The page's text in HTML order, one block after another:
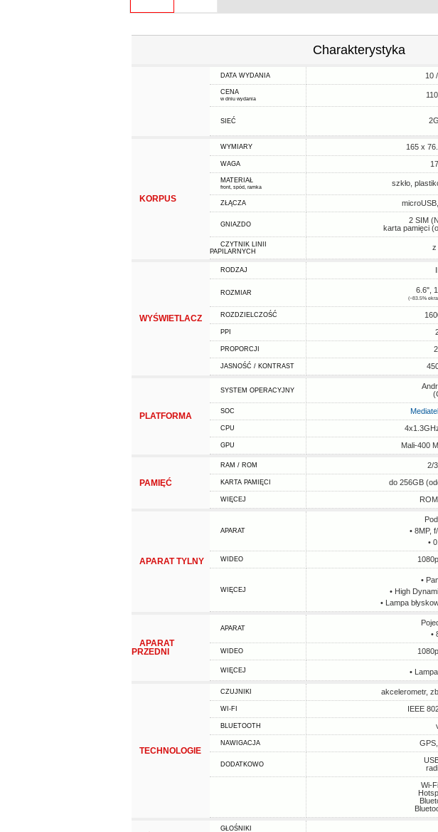
Charakterystyka
DATA WYDANIA 10
CENA
w dniu wydania
SIEĆ
KORPUS
WYMIARY 165 x
WAGA
MATERIAŁ
front, spód, ramka szkło,
ZŁĄCZA
GNIAZDO
2 SIM
karta pamięci
CZYTNIK LINII
PAPILARNYCH
z
WYŚWIETLACZ
RODZAJ
ROZMIAR 6.6",
(~83.5%
ROZDZIELCZOŚĆ
PPI
PROPORCJI
JASNOŚĆ / KONTRAST
PLATFORMA
SYSTEM OPERACYJNY
SOC
CPU
GPU Mali-400
PAMIĘĆ
RAM / ROM 2/
KARTA PAMIĘCI do 256GB
WIĘCEJ
APARAT TYLNY
APARAT
• 8MP,
•
WIDEO
WIĘCEJ
•
• High
• Lampa
APARAT
PRZEDNI
APARAT
•
WIDEO
WIĘCEJ •
TECHNOLOGIE
CZUJNIKI akcelerometr,
WI-FI IEEE
BLUETOOTH
NAWIGACJA
DODATKOWO
Wi-
GŁOŚNIKI